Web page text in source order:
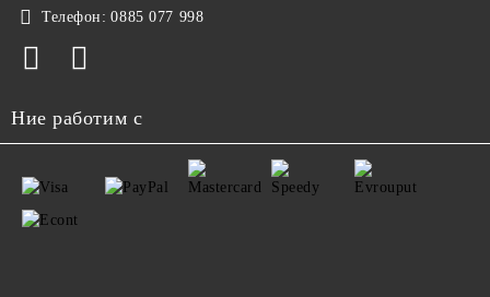
Телефон: 0885 077 998
Ние работим с